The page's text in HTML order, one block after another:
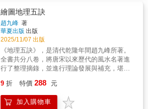
繪圖地理五訣
趙九峰 著
華夏出版 出版
2025/11/07 出版
《地理五訣》，是清代乾隆年間趙九峰所著。
全書共分八卷，將唐宋以來歷代的風水名著進
行了整理摘錄，並進行理論發展與補充，堪稱
點在於歸納的系統性，龍、穴、砂、水分別歸
類分析，並以理法中的向論為索引，統籌各章
內容並部分附圖說明，增強其實用性。全書雖
9 折 特價 288 元
加入購物車